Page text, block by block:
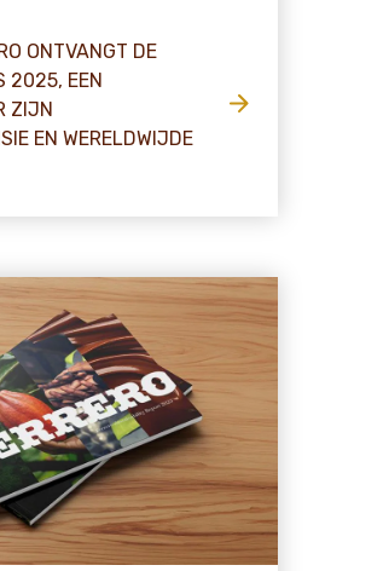
ONTVANGT DE
2025, EEN
ZIJN
EN WERELDWIJDE